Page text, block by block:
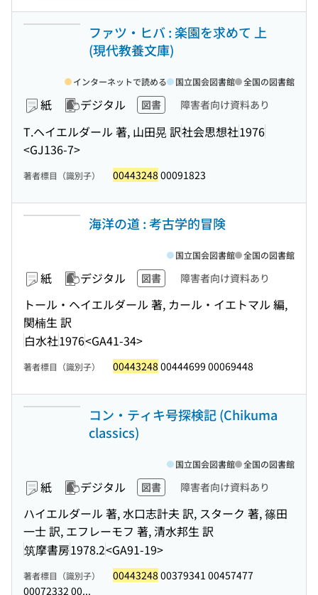
ファツ・ヒバ : 楽園を求めて 上
(現代教養文庫)
紙 デジタル 図書 障害者向け資料あり
T.ヘイエルダール 著, 山田晃 訳社会思想社1976
<GJ136-7>
インターネットで読める 国立国会図書館 全国の図書館
著者標目（識別子） 00443248 00091823
海洋の道 : 考古学的冒険
紙 デジタル 図書 障害者向け資料あり
トール・ヘイエルダール 著, カール・イエトマル 編,
関楠生 訳
白水社1976<GA41-34>
国立国会図書館 全国の図書館
著者標目（識別子） 00443248 00444699 00069448
コン・ティキ号探検記 (Chikuma
classics)
紙 デジタル 図書 障害者向け資料あり
ハイエルダール 著, 水口志計夫 訳, スターク 著, 篠田
一士 訳, エフレーモフ 著, 清水邦生 訳
筑摩書房1978.2<GA91-19>
国立国会図書館 全国の図書館
著者標目（識別子） 00443248 00379341 00457477
00072332 00...